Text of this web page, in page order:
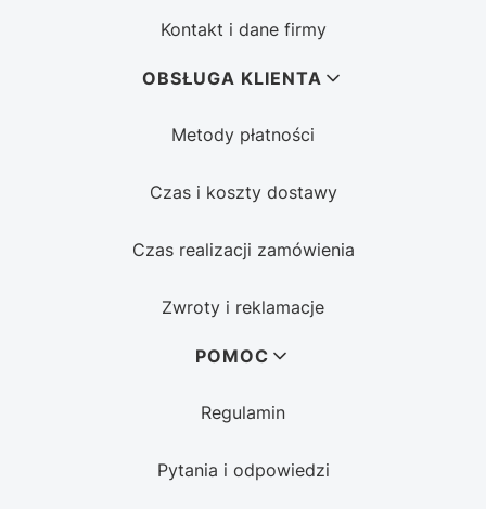
Kontakt i dane firmy
OBSŁUGA KLIENTA
Metody płatności
Czas i koszty dostawy
Czas realizacji zamówienia
Zwroty i reklamacje
POMOC
Regulamin
Pytania i odpowiedzi